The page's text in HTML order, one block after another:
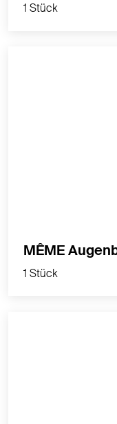
1 Stück
1 Stück
MÊME
1 Stück